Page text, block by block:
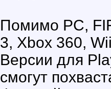
Помимо PC,
3, Xbox 360,
Версии для
смогут